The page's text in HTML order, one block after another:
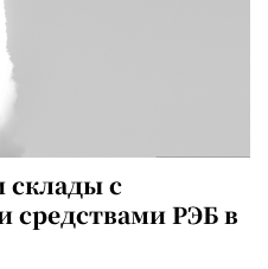
склады с
средствами РЭБ в